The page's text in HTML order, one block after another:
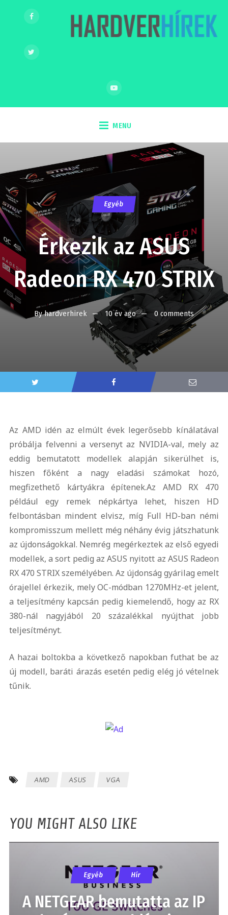
MENU
Egyéb
Érkezik az ASUS
Radeon RX 470 STRIX
Byhardverhirek 10 év ago 0 comments
Az AMD idén az elmúlt évek legerősebb kínálatával
próbálja felvenni a versenyt az NVIDIA-val, mely az
eddig bemutatott modellek alapján sikerülhet is,
hiszen főként a nagy eladási számokat hozó,
megfizethető kártyákra építenek.Az AMD RX 470
például egy remek népkártya lehet, hiszen HD
felbontásban mindent elvisz, míg Full HD-ban némi
kompromisszum mellett még néhány évig játszhatunk
az újdonságokkal. Nemrég megérkeztek az első egyedi
modellek, a sort pedig az ASUS nyitott az ASUS Radeon
RX 470 STRIX személyében. Az újdonság gyárilag emelt
órajellel érkezik, mely OC-módban 1270MHz-et jelent,
a teljesítmény kapcsán pedig kiemelendő, hogy az RX
380-nál nagyjából 20 százalékkal nyújthat jobb
teljesítményt.
A hazai boltokba a következő napokban futhat be az
új modell, baráti árazás esetén pedig elég jó vételnek
tűnik.
AMD ASUS VGA
YOU MIGHT ALSO LIKE
Egyéb Hír
A NETGEAR bemutatta az IP